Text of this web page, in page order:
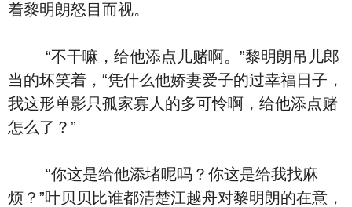
着黎明朗怒目而视。
“不干嘛，给他添点儿赌啊。”黎明朗吊儿郎
当的坏笑着，“凭什么他娇妻爱子的过幸福日子，
我这形单影只孤家寡人的多可怜啊，给他添点赌
怎么了？”
“你这是给他添堵呢吗？你这是给我找麻
烦？”叶贝贝比谁都清楚江越舟对黎明朗的在意，